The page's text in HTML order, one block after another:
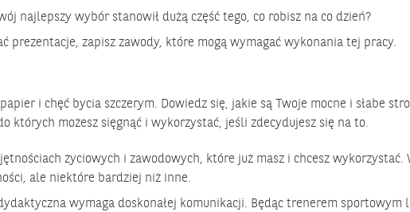
najlepszy wybór stanowił dużą część tego, co robisz na co dzień?
prezentacje, zapisz zawody, które mogą wymagać wykonania tej pracy.
i chęć bycia szczerym. Dowiedz się, jakie są Twoje mocne i słabe
których możesz sięgnąć i wykorzystać, jeśli zdecydujesz się na to.
życiowych i zawodowych, które już masz i chcesz wykorzystać.
ale niektóre bardziej niż inne.
wymaga doskonałej komunikacji. Będąc trenerem sportowym